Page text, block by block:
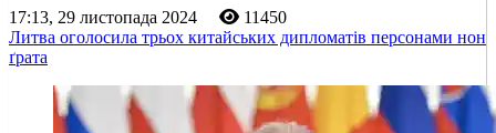
17:13, 29 листопада 2024
11450
Литва оголосила трьох китайських дипломатів персонами нон
ґрата